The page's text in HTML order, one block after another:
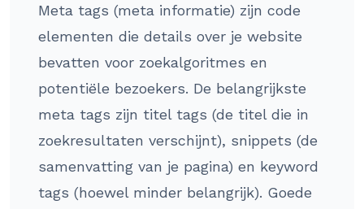
Meta tags (meta informatie) zijn code
elementen die details over je website
bevatten voor zoekalgoritmes en
potentiële bezoekers. De belangrijkste
meta tags zijn titel tags (de titel die in
zoekresultaten verschijnt), snippets (de
samenvatting van je pagina) en keyword
tags (hoewel minder belangrijk). Goede